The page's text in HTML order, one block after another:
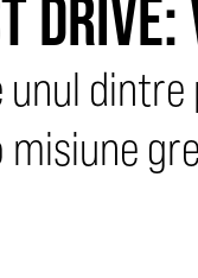
DRIVE:
unul